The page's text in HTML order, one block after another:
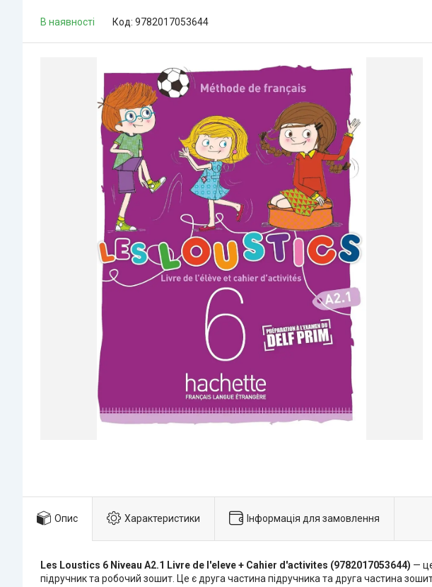
В наявності Код: 9782017053644
Опис Характеристики Інформація для замовлення
Les Loustics 6 Niveau A2.1 Livre de l'eleve + Cahier d'activites (9782017053644) —
підручник та робочий зошит. Це є друга частина підручника та друга частина